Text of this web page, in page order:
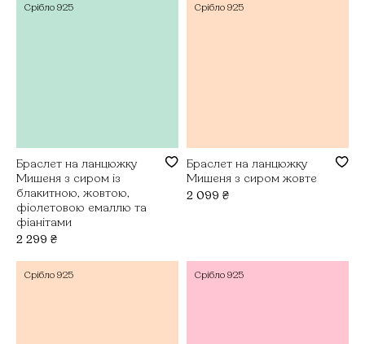
Срібло 925
Браслет на ланцюжку
Мишеня з сиром із
блакитною, жовтою,
фіолетовою емаллю та
фіанітами
2 299 ₴
Срібло 925
Браслет на ланцюжку
Мишеня з сиром жовте
2 099 ₴
Срібло 925 Срібло 925